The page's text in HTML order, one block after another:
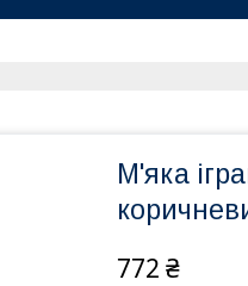
М'яка
772 ₴